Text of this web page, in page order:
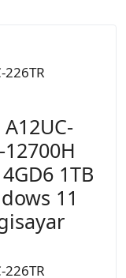
1TB
11